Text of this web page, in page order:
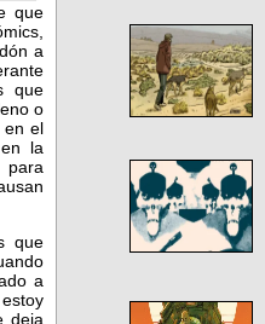
que
a
que
o
en el
la
que
a
deja